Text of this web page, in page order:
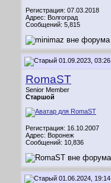
Регистрация: 07.03.2018
Адрес: Волгоград
Сообщений: 5,815
01.09.2023, 03:26
RomaST
Senior Member
Старшой
Регистрация: 16.10.2007
Адрес: Воронеж
Сообщений: 10,836
01.06.2024, 19:14